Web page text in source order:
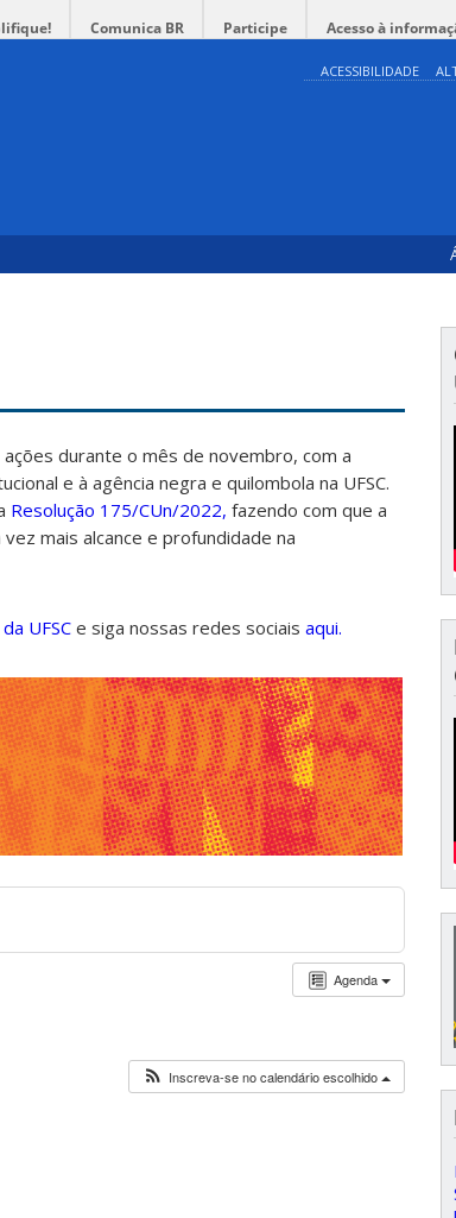
Comunica BR Participe Acesso à
ACESSIBILIDADE
durante o mês de novembro, com a
e à agência negra e quilombola na UFSC.
Resolução 175/CUn/2022, fazendo com que a
mais alcance e profundidade na
UFSCe siga nossas redes sociais aqui.
Agenda
Inscreva-se no calendário escolhido